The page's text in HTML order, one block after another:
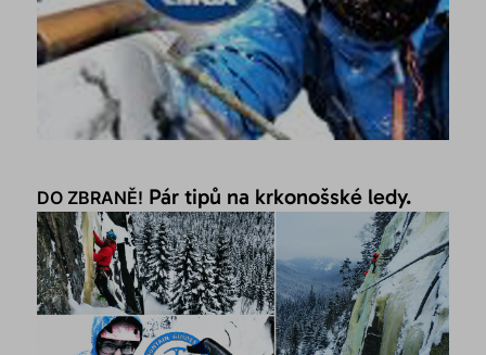
DO ZBRANĚ! Pár tipů na krkonošské ledy.